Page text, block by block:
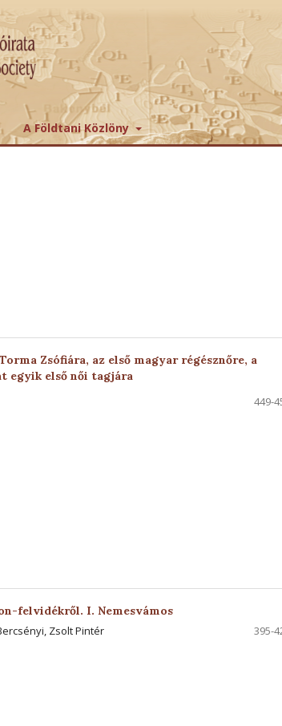
A Földtani Közlöny
Zsófiára, az első magyar régésznőre, a
egyik első női tagjára
449-
felvidékről. I. Nemesvámos
Zsolt Pintér
395-